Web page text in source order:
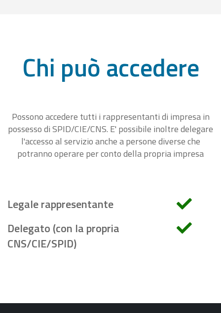
Chi può accedere
Possono accedere tutti i rappresentanti di impresa in
possesso di SPID/CIE/CNS. E' possibile inoltre delegare
l'accesso al servizio anche a persone diverse che
potranno operare per conto della propria impresa
Legale rappresentante
Delegato (con la propria
CNS/CIE/SPID)